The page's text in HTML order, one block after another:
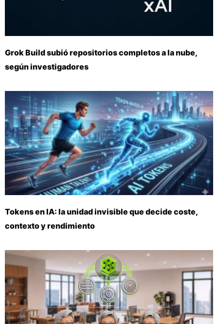
Grok Build subió repositorios completos a la nube,
según investigadores
Tokens en IA: la unidad invisible que decide coste,
contexto y rendimiento